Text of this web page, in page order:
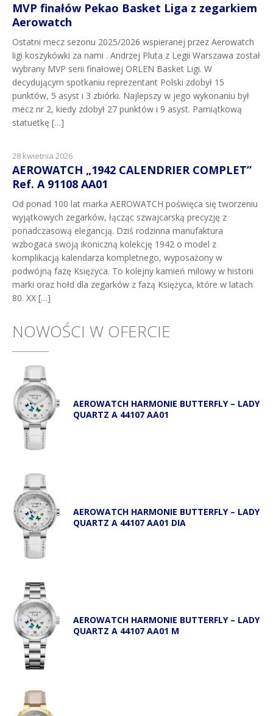
MVP finałów Pekao Basket Liga z zegarkiem
Aerowatch
Ostatni mecz sezonu 2025/2026 wspieranej przez Aerowatch
ligi koszykówki za nami . Andrzej Pluta z Legii Warszawa został
wybrany MVP serii finałowej ORLEN Basket Ligi. W
decydującym spotkaniu reprezentant Polski zdobył 15
punktów, 5 asyst i 3 zbiórki. Najlepszy w jego wykonaniu był
mecz nr 2, kiedy zdobył 27 punktów i 9 asyst. Pamiątkową
statuetkę […]
28 kwietnia 2026
AEROWATCH „1942 CALENDRIER COMPLET”
Ref. A 91108 AA01
Od ponad 100 lat marka AEROWATCH poświęca się tworzeniu
wyjątkowych zegarków, łącząc szwajcarską precyzję z
ponadczasową elegancją. Dziś rodzinna manufaktura
wzbogaca swoją ikoniczną kolekcję 1942 o model z
komplikacją kalendarza kompletnego, wyposażony w
podwójną fazę Księżyca. To kolejny kamień milowy w historii
marki oraz hołd dla zegarków z fazą Księżyca, które w latach
80. XX […]
NOWOŚCI W OFERCIE
AEROWATCH HARMONIE BUTTERFLY – LADY
QUARTZ A 44107 AA01
AEROWATCH HARMONIE BUTTERFLY – LADY
QUARTZ A 44107 AA01 DIA
AEROWATCH HARMONIE BUTTERFLY – LADY
QUARTZ A 44107 AA01 M